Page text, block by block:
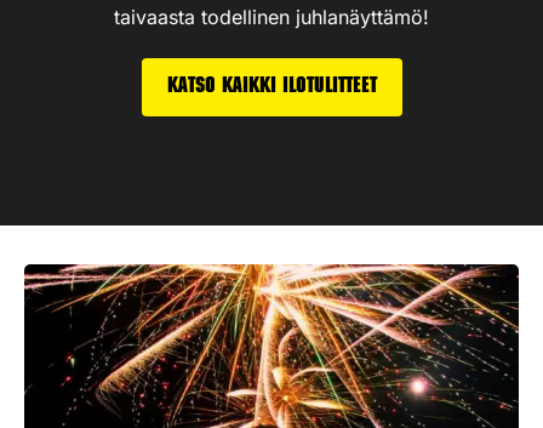
taivaasta todellinen juhlanäyttämö!
Katso kaikki ilotulitteet